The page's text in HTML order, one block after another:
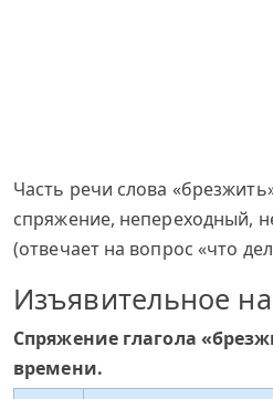
Часть речи слова
спряжение, непереходный,
(отвечает на вопрос «что
Изъявительное
Спряжение глагола
времени.